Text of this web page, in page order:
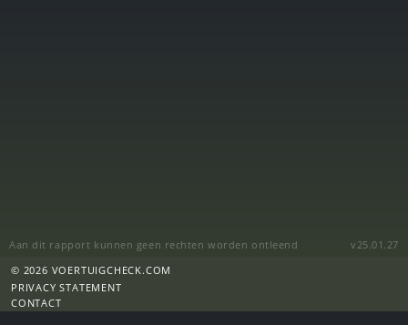
Aan dit rapport kunnen geen rechten worden ontleend
v25.01.27
© 2026 VOERTUIGCHECK.COM
PRIVACY STATEMENT
CONTACT